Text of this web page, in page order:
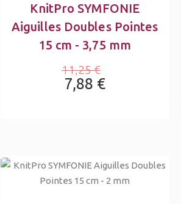
KnitPro SYMFONIE
Aiguilles Doubles Pointes
15 cm - 3,75 mm
11,25 €
7,88 €